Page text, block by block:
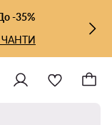
-35%